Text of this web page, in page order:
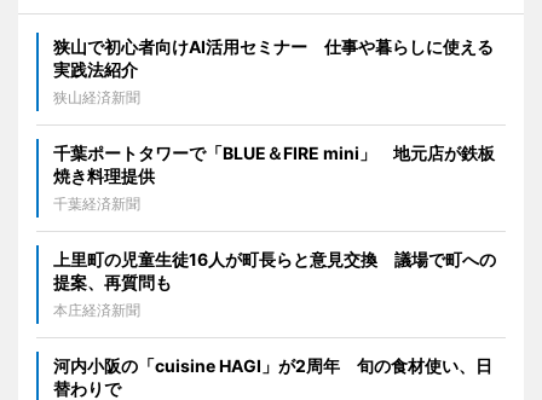
狭山で初心者向けAI活用セミナー 仕事や暮らしに使える
実践法紹介
狭山経済新聞
千葉ポートタワーで「BLUE＆FIRE mini」 地元店が鉄板
焼き料理提供
千葉経済新聞
上里町の児童生徒16人が町長らと意見交換 議場で町への
提案、再質問も
本庄経済新聞
河内小阪の「cuisine HAGI」が2周年 旬の食材使い、日
替わりで